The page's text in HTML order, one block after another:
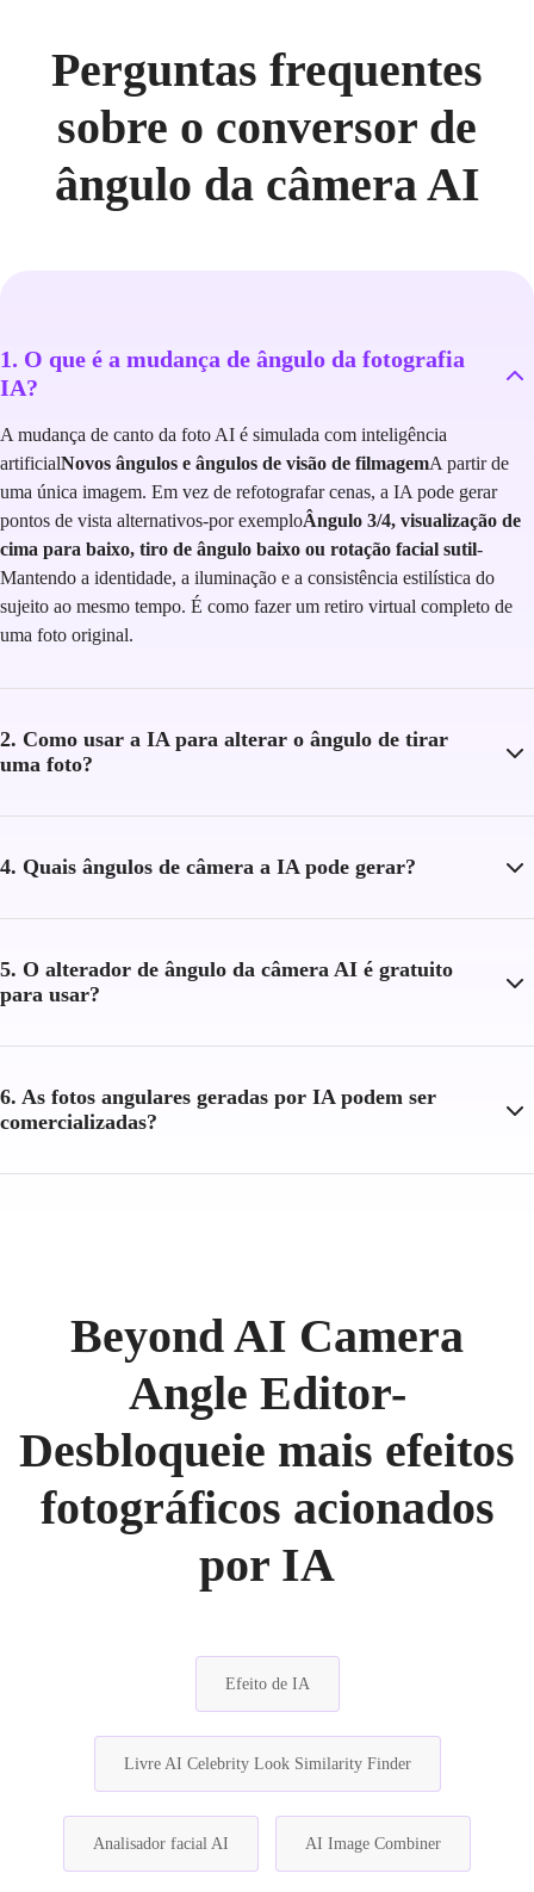
Perguntas frequentes
sobre o conversor de
ângulo da câmera AI
1. O que é a mudança de ângulo da fotografia
IA?
A mudança de canto da foto AI é simulada com inteligência
artificialNovos ângulos e ângulos de visão de filmagemA partir de
uma única imagem. Em vez de refotografar cenas, a IA pode gerar
pontos de vista alternativos-por exemploÂngulo 3/4, visualização de
cima para baixo, tiro de ângulo baixo ou rotação facial sutil-
Mantendo a identidade, a iluminação e a consistência estilística do
sujeito ao mesmo tempo. É como fazer um retiro virtual completo de
uma foto original.
2. Como usar a IA para alterar o ângulo de tirar
uma foto?
4. Quais ângulos de câmera a IA pode gerar?
5. O alterador de ângulo da câmera AI é gratuito
para usar?
6. As fotos angulares geradas por IA podem ser
comercializadas?
Beyond AI Camera
Angle Editor-
Desbloqueie mais efeitos
fotográficos acionados
por IA
Efeito de IA
Livre AI Celebrity Look Similarity Finder
Analisador facial AI AI Image Combiner